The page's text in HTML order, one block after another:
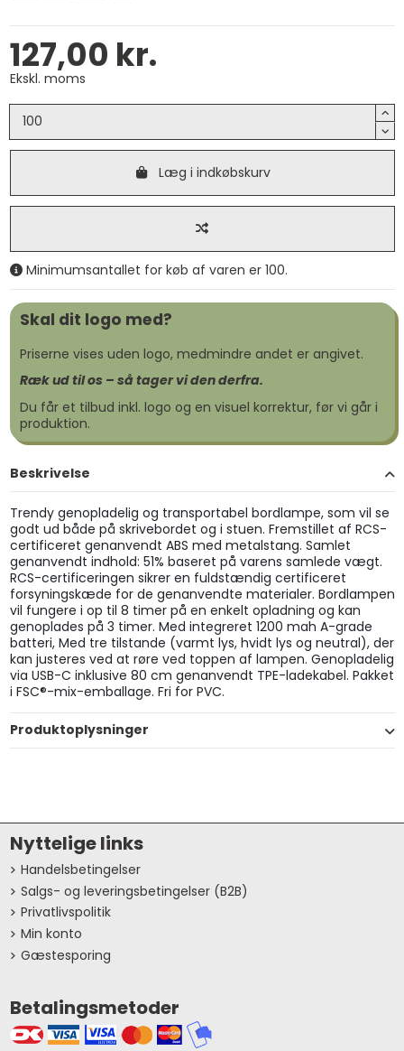
127,00 kr.
Ekskl. moms
Læg i indkøbskurv
Minimumsantallet for køb af varen er 100.
Skal dit logo med?
Priserne vises uden logo, medmindre andet er angivet.
Ræk ud til os – så tager vi den derfra.
Du får et tilbud inkl. logo og en visuel korrektur, før vi går i
produktion.
Beskrivelse
Trendy genopladelig og transportabel bordlampe, som vil se
godt ud både på skrivebordet og i stuen. Fremstillet af RCS-
certificeret genanvendt ABS med metalstang. Samlet
genanvendt indhold: 51% baseret på varens samlede vægt.
RCS-certificeringen sikrer en fuldstændig certificeret
forsyningskæde for de genanvendte materialer. Bordlampen
vil fungere i op til 8 timer på en enkelt opladning og kan
genoplades på 3 timer. Med integreret 1200 mah A-grade
batteri, Med tre tilstande (varmt lys, hvidt lys og neutral), der
kan justeres ved at røre ved toppen af lampen. Genopladelig
via USB-C inklusive 80 cm genanvendt TPE-ladekabel. Pakket
i FSC®-mix-emballage. Fri for PVC.
Produktoplysninger
Nyttelige links
Handelsbetingelser
Salgs- og leveringsbetingelser (B2B)
Privatlivspolitik
Min konto
Gæstesporing
Betalingsmetoder